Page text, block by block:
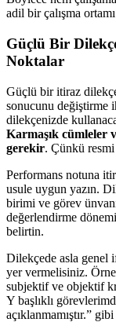
adil bir çalışma
Güçlü Bir
Noktalar
Güçlü bir itiraz
sonucunu değiştirme
dilekçenizde
Karmaşık cümleler
gerekir. Çünkü
Performans notuna
usule uygun yazın.
birimi ve görev
değerlendirme
belirtin.
Dilekçede asla genel
yer vermelisiniz.
subjektif ve objektif
Y başlıklı
açıklanmamıştır.”